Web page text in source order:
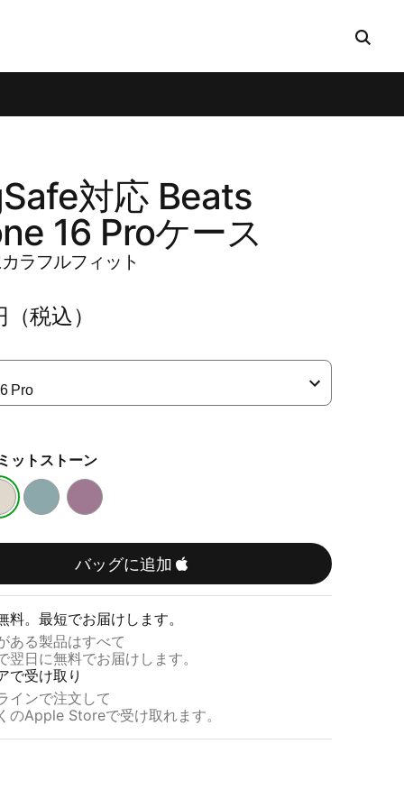
対応 Beats
16 Proケース
ラフルフィット
税込）
ットストーン
リ
ッ
イ
ブ
ル
ー
サ
ン
ッ
ト
ー
プ
ル
バッグに追加
料。​​最短で​​お届けします。
ある​​製品は​​すべて
翌日に​​無料で​​お届けします。
で​​受け取り
インで​​注文して
の​​Apple Storeで​​受け取れます。